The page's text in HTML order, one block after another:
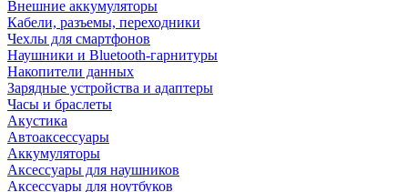
Внешние аккумуляторы
Кабели, разъемы, переходники
Чехлы для смартфонов
Наушники и Bluetooth-гарнитуры
Накопители данных
Зарядные устройства и адаптеры
Часы и браслеты
Акустика
Автоаксессуары
Аккумуляторы
Аксессуары для наушников
Аксессуары для ноутбуков